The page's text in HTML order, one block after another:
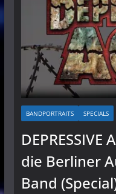
BANDPORTRAITS SPECIALS
DEPRESSIVE
die Berliner
Band